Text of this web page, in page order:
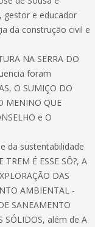
gestor e educador
da construção civil e
NA SERRA DO
foram
O SUMIÇO DO
MENINO QUE
e O
da sustentabilidade
É ESSE SÔ?, A
DAS
AMBIENTAL -
SANEAMENTO
SÓLIDOS, além de A